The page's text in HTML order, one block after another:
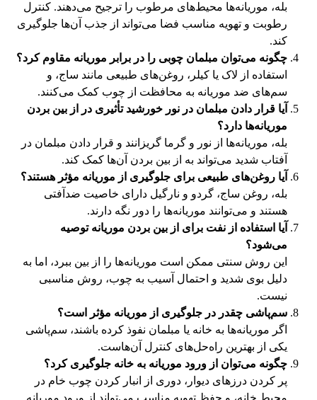
بله، موریانه‌ها محیط‌های مرطوب را ترجیح می‌دهند. کنترل
رطوبت و تهویه مناسب فضا می‌تواند از جذب آن‌ها جلوگیری
کند.
چگونه می‌توان مبلمان چوبی را در برابر موریانه مقاوم کرد؟
استفاده از لاک یا کیلر، روغن‌های طبیعی مانند ساج، و
سم‌های ضد موریانه به محافظت از چوب کمک می‌کنند.
آیا قرار دادن مبلمان در نور خورشید تأثیری در از بین بردن
موریانه‌ها دارد؟
بله، موریانه‌ها از نور و گرما گریزانند و قرار دادن مبلمان در
آفتاب شدید می‌تواند به از بین بردن آن‌ها کمک کند.
آیا روغن‌های طبیعی برای جلوگیری از موریانه مؤثر هستند؟
بله، روغن ساج، گردو و نارگیل دارای خاصیت ضدآفتی
هستند و می‌توانند موریانه‌ها را دور نگه دارند.
آیا استفاده از نفت برای از بین بردن موریانه توصیه
می‌شود؟
این روش سنتی ممکن است موریانه‌ها را از بین ببرد، اما به
دلیل بوی شدید و احتمال آسیب به چوب، روش مناسبی
نیست.
سم‌پاشی چقدر در جلوگیری از موریانه مؤثر است؟
اگر موریانه‌ها به خانه یا مبلمان نفوذ کرده باشند، سم‌پاشی
یکی از بهترین راه‌حل‌های کنترل آن‌هاست.
چگونه می‌توان از ورود موریانه به خانه جلوگیری کرد؟
پر کردن درزهای دیوار، دوری از انبار کردن چوب خام در
محیط خانه، و حفظ تهویه مناسب می‌تواند از ورود موریانه